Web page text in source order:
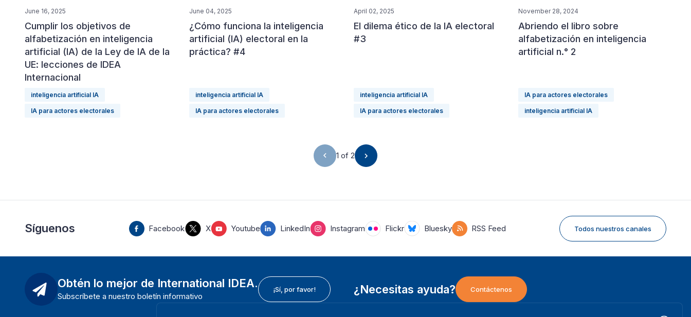
June 16, 2025
Cumplir los objetivos de
alfabetización en inteligencia
artificial (IA) de la Ley de IA de la
UE: lecciones de IDEA
Internacional
inteligencia artificial IA
IA para actores electorales
June 04, 2025
¿Cómo funciona la inteligencia
artificial (IA) electoral en la
práctica? #4
inteligencia artificial IA
IA para actores electorales
April 02, 2025
El dilema ético de la IA electoral
#3
inteligencia artificial IA
IA para actores electorales
November 28, 2024
Abriendo el libro sobre
alfabetización en inteligencia
artificial n.° 2
IA para actores electorales
inteligencia artificial IA
1 of 2
Síguenos Facebook X Youtube LinkedIn Instagram Flickr Bluesky RSS Feed Todos nuestros canales
Obtén lo mejor de International IDEA.
Subscríbete a nuestro boletín informativo
¡Sí, por favor! ¿Necesitas ayuda? Contáctenos